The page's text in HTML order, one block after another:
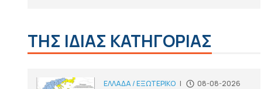
ΤΗΣ ΙΔΙΑΣ ΚΑΤΗΓΟΡΙΑΣ
ΕΛΛΑΔΑ / ΕΞΩΤΕΡΙΚΟ | 08-08-2026